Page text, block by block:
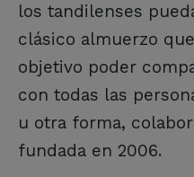
los tandilenses
clásico almuerzo
objetivo poder
con todas las
u otra forma,
fundada en 2006.